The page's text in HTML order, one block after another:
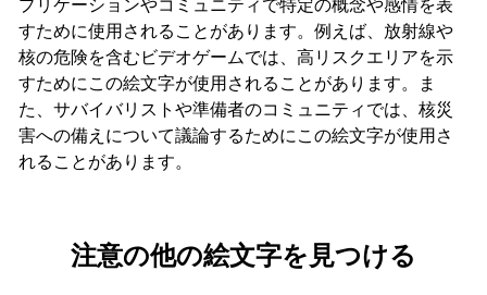
プリケーションやコミュニティで特定の概念や感情を表
すために使用されることがあります。例えば、放射線や
核の危険を含むビデオゲームでは、高リスクエリアを示
すためにこの絵文字が使用されることがあります。ま
た、サバイバリストや準備者のコミュニティでは、核災
害への備えについて議論するためにこの絵文字が使用さ
れることがあります。
注意の他の絵文字を見つける